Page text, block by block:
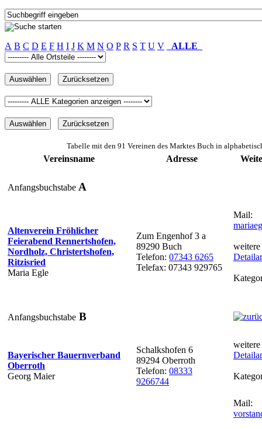
A B C D E F H I J K M N O P R S T U V ALLE
Tabelle mit den 91 Vereinen des Marktes Buch in
Vereinsname Adresse
Anfangsbuchstabe A
Altenverein Fröhlicher
Feierabend Rennertshofen,
Nordholz, Christertshofen,
Ritzisried
Maria Egle
Zum Engenhof 3 a
89290 Buch
Telefon: 07343 6265
Telefax: 07343 929765
Mail:
Anfangsbuchstabe B
Bayerischer Bauernverband
Oberroth
Georg Maier
Schalkshofen 6
89294 Oberroth
Telefon: 08333
9266744
Mail: